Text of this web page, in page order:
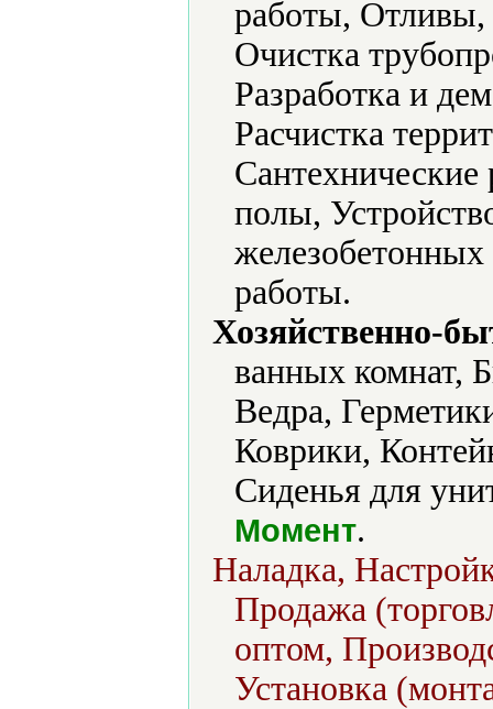
работы,
Очистка
Разработка и
Расчистка
полы,
железобетонных
работы.
Хозяйственно-
ванных комнат,
Ведра,
Коврики,
Сиденья для
Момент.
Наладка,
Продажа
оптом,
Установка